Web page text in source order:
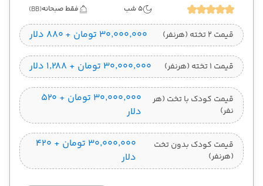
5 شب فقط صبحانه(BB)
قیمت 2 تخته (هرنفر) ۳۰٬۰۰۰٬۰۰۰ تومان + ۸۸۰ دلار
قیمت 1 تخته (هرنفر) ۳۰٬۰۰۰٬۰۰۰ تومان + ۱٬۲۸۸ دلار
قیمت کودک با تخت (هر
نفر)
۳۰٬۰۰۰٬۰۰۰ تومان + ۵۲۰
دلار
قیمت کودک بدون تخت
(هرنفر)
۳۰٬۰۰۰٬۰۰۰ تومان + ۴۲۰
دلار